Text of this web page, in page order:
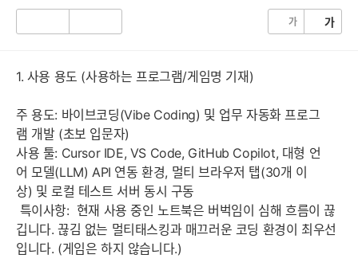
가 가
1. 사용 용도 (사용하는 프로그램/게임명 기재)
주 용도: 바이브코딩(Vibe Coding) 및 업무 자동화 프로그
램 개발 (초보 입문자)
사용 툴: Cursor IDE, VS Code, GitHub Copilot, 대형 언
어 모델(LLM) API 연동 환경, 멀티 브라우저 탭(30개 이
상) 및 로컬 테스트 서버 동시 구동
특이사항: 현재 사용 중인 노트북은 버벅임이 심해 흐름이 끊
깁니다. 끊김 없는 멀티태스킹과 매끄러운 코딩 환경이 최우선
입니다. (게임은 하지 않습니다.)